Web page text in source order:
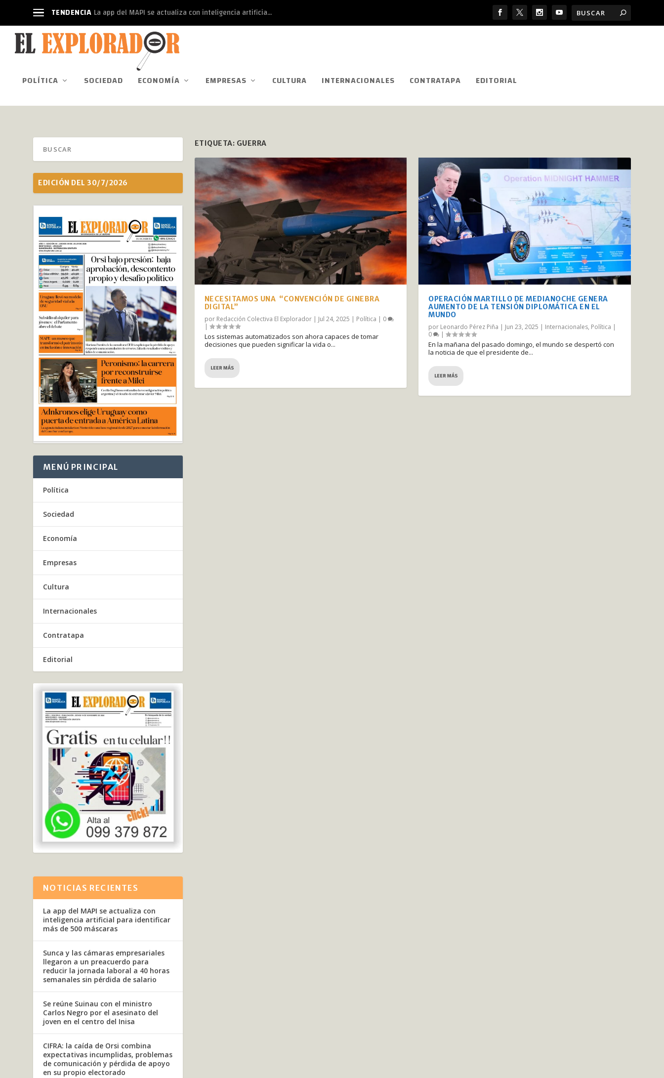
TENDENCIA La app del MAPI se actualiza con inteligencia artificia...
POLÍTICA SOCIEDAD ECONOMÍA EMPRESAS CULTURA INTERNACIONALES CONTRATAPA EDITORIAL
ETIQUETA: GUERRA
NECESITAMOS UNA “CONVENCIÓN DE GINEBRA
DIGITAL”
por Redacción Colectiva El Explorador| Jul 24, 2025 | Política | 0
|
Los sistemas automatizados son ahora capaces de tomar
decisiones que pueden significar la vida o...
LEER MÁS
OPERACIÓN MARTILLO DE MEDIANOCHE GENERA
AUMENTO DE LA TENSIÓN DIPLOMÁTICA EN EL
MUNDO
por Leonardo Pérez Piña | Jun 23, 2025 | Internacionales, Política |
0
|
En la mañana del pasado domingo, el mundo se despertó con
la noticia de que el presidente de...
LEER MÁS
EDICIÓN DEL 30/7/2026
MENÚ PRINCIPAL
Política
Sociedad
Economía
Empresas
Cultura
Internacionales
Contratapa
Editorial
NOTICIAS RECIENTES
La app del MAPI se actualiza con
inteligencia artificial para identificar
más de 500 máscaras
Sunca y las cámaras empresariales
llegaron a un preacuerdo para
reducir la jornada laboral a 40 horas
semanales sin pérdida de salario
Se reúne Suinau con el ministro
Carlos Negro por el asesinato del
joven en el centro del Inisa
CIFRA: la caída de Orsi combina
expectativas incumplidas, problemas
de comunicación y pérdida de apoyo
en su propio electorado